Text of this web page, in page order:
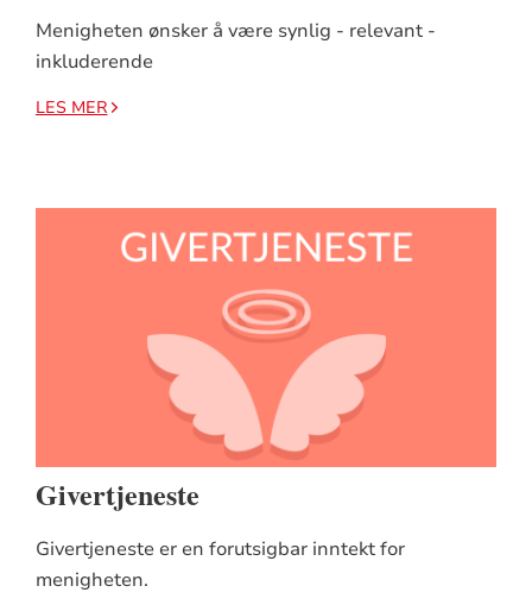
Menigheten ønsker å være synlig - relevant -
inkluderende
LES MER
Givertjeneste
Givertjeneste er en forutsigbar inntekt for
menigheten.